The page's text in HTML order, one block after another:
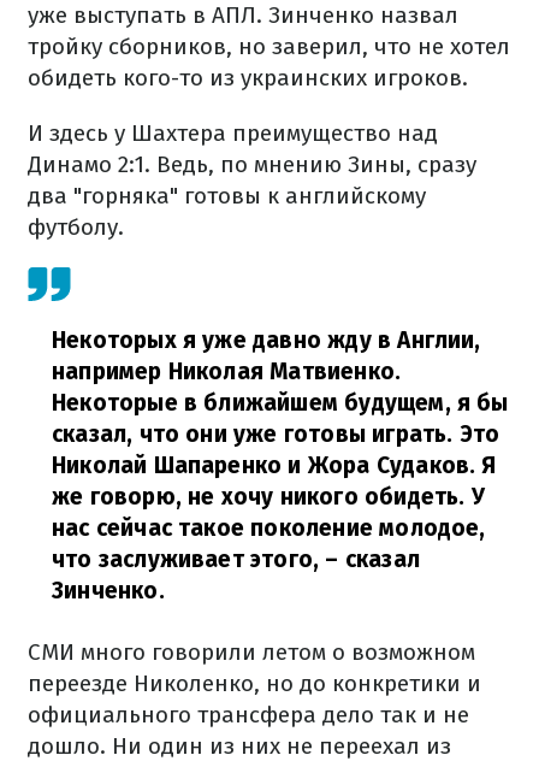
уже выступать в АПЛ. Зинченко назвал
тройку сборников, но заверил, что не хотел
обидеть кого-то из украинских игроков.
И здесь у Шахтера преимущество над
Динамо 2:1. Ведь, по мнению Зины, сразу
два "горняка" готовы к английскому
футболу.
Некоторых я уже давно жду в Англии,
например Николая Матвиенко.
Некоторые в ближайшем будущем, я бы
сказал, что они уже готовы играть. Это
Николай Шапаренко и Жора Судаков. Я
же говорю, не хочу никого обидеть. У
нас сейчас такое поколение молодое,
что заслуживает этого, – сказал
Зинченко.
СМИ много говорили летом о возможном
переезде Николенко, но до конкретики и
официального трансфера дело так и не
дошло. Ни один из них не переехал из